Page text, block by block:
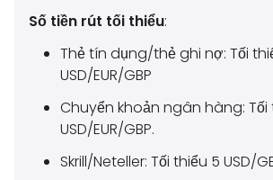
Số tiền rút tối thiểu:
Thẻ tín dụng/thẻ ghi nợ: Tối
USD/EUR/GBP
Chuyển khoản ngân hàng: Tối
USD/EUR/GBP.
Skrill/Neteller: Tối thiểu 5 USD/